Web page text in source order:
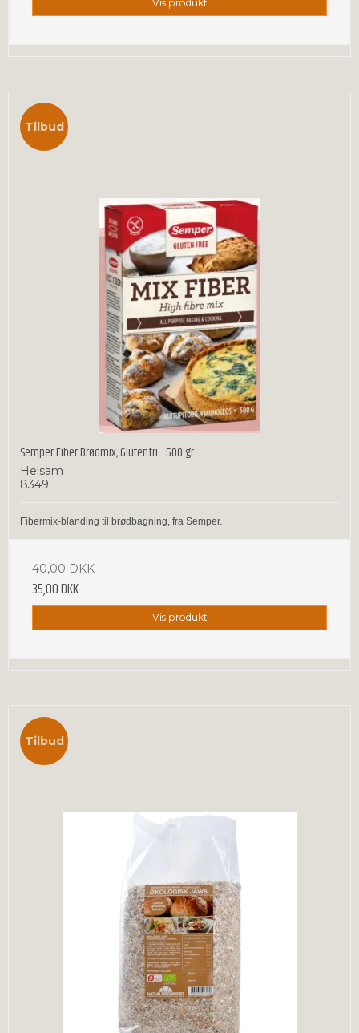
Vis produkt
Tilbud
Semper Fiber Brødmix, Glutenfri - 500 gr.
Helsam
8349
Fibermix-blanding til brødbagning, fra Semper.
40,00 DKK
35,00 DKK
Vis produkt
Tilbud